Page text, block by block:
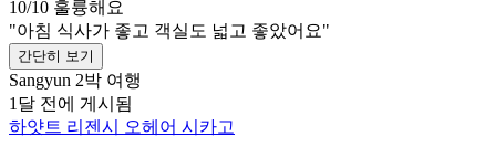
10/10 훌륭해요
"아침 식사가 좋고 객실도 넓고 좋았어요"
간단히 보기
Sangyun 2박 여행
1달 전에 게시됨
하얏트 리젠시 오헤어 시카고